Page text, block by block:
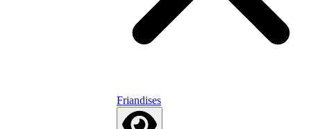
Friandises